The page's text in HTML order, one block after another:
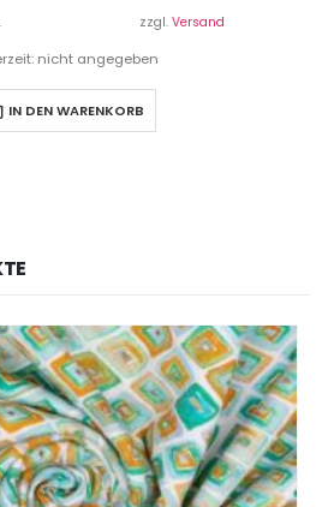
zzgl. Versand
nicht angegeben
IN DEN WARENKORB